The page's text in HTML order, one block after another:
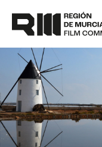
contenido